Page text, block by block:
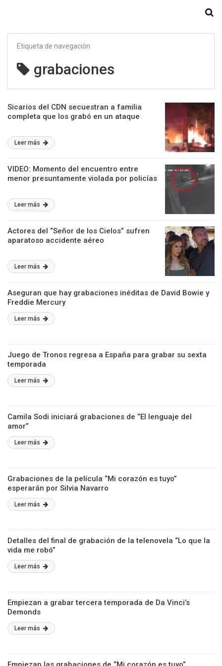
Etiqueta de navegación
grabaciones
Sicarios del CDN secuestran a familia
completa que los grabó en un ataque
Leer más
VIDEO: Momento del encuentro entre
menor presuntamente violada por policías
Leer más
Actores del “Señor de los Cielos” sufren
aparatoso accidente aéreo
Leer más
Aseguran que hay grabaciones inéditas de David Bowie y
Freddie Mercury
Leer más
Juego de Tronos regresa a España para grabar su sexta
temporada
Leer más
Camila Sodi iniciará grabaciones de “El lenguaje del
amor”
Leer más
Grabaciones de la película “Mi corazón es tuyo”
esperarán por Silvia Navarro
Leer más
Detalles del final de grabación de la telenovela “Lo que la
vida me robó”
Leer más
Empiezan a grabar tercera temporada de Da Vinci’s
Demonds
Leer más